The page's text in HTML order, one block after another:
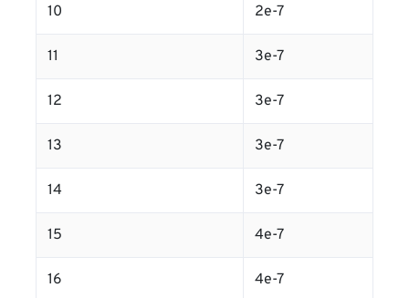
10 2e-7
11 3e-7
12 3e-7
13 3e-7
14 3e-7
15 4e-7
16 4e-7